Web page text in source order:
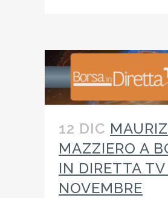
12 DIC
MAZZIERO A
IN DIRETTA
NOVEMBRE